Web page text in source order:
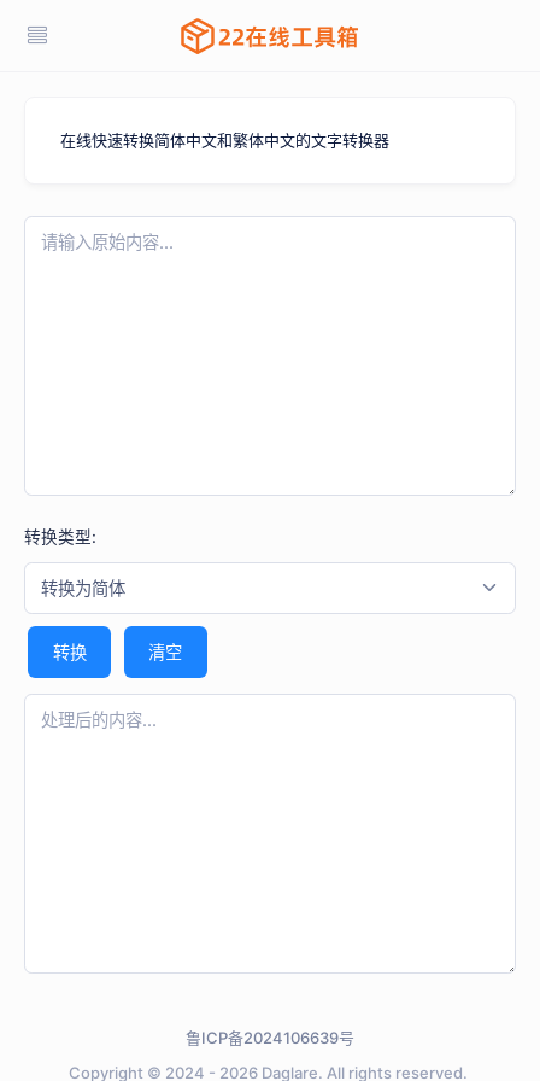
在线快速转换简体中文和繁体中文的文字转换器
转换类型:
转换为简体
转换 清空
Copyright © 2024 - 2026 Daglare. All rights reserved.
鲁ICP备2024106639号